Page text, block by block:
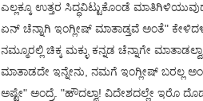
ಎಲ್ಲಕ್ಕೂ ಉತ್ತರ ಸಿದ್ಧವಿಟ್ಟುಕೊಂಡೆ
ಏನ್ ಚೆನ್ನಾಗಿ ಇಂಗ್ಲೀಷ್ ಮಾತಾಡ್ತವೆ ಅಂತೆ"
ನಮ್ಮೂರಲ್ಲಿ ಚಿಕ್ಕ ಮಕ್ಳು ಕನ್ನಡ ಚೆನ್ನಾಗೇ
ಮಾತಾಡದೇ ಇನ್ನೇನು, ನಮಗೆ ಇಂಗ್ಲೀಷ್ ಬರಲ್ಲ
ಅಷ್ಟೇ" ಅಂದ್ರೆ. "ಹೌದಲ್ವಾ! ವಿದೇಶದಲ್ಲೇ ಇರೊ